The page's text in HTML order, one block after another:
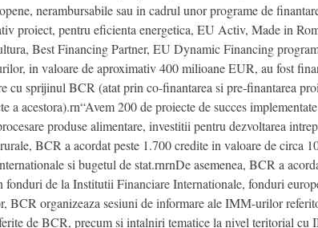
nerambursabile sau in cadrul unor programe de
proiect, pentru eficienta energetica, EU Activ, Made in
Best Financing Partner, EU Dynamic Financing
in valoare de aproximativ 400 milioane EUR, au fost
cu sprijinul BCR (atat prin co-finantarea si pre-finantarea
acestora).rn“Avem 200 de proiecte de succes
produse alimentare, investitii pentru dezvoltarea
BCR a acordat peste 1.700 credite in valoare de circa
si bugetul de stat.rnrnDe asemenea, BCR a
de la Institutii Financiare Internationale, fonduri
BCR organizeaza sesiuni de informare ale IMM-urilor
de BCR, precum si intalniri tematice la nivel teritorial cu